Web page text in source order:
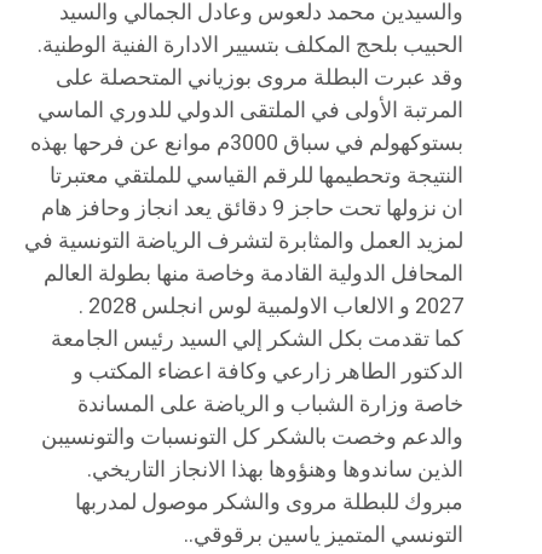
والسيدين محمد دلعوس وعادل الجمالي والسيد
الحبيب بلحج المكلف بتسيير الادارة الفنية الوطنية.
وقد عبرت البطلة مروى بوزياني المتحصلة على
المرتبة الأولى في الملتقى الدولي للدوري الماسي
بستوكهولم في سباق 3000م موانع عن فرحها بهذه
النتيجة وتحطيمها للرقم القياسي للملتقي معتبرتا
ان نزولها تحت حاجز 9 دقائق يعد انجاز وحافز هام
لمزيد العمل والمثابرة لتشرف الرياضة التونسية في
المحافل الدولية القادمة وخاصة منها بطولة العالم
2027 و الالعاب الاولمبية لوس انجلس 2028 .
كما تقدمت بكل الشكر إلي السيد رئيس الجامعة
الدكتور الطاهر زارعي وكافة اعضاء المكتب و
خاصة وزارة الشباب و الرياضة على المساندة
والدعم وخصت بالشكر كل التونسبات والتونسيبن
الذين ساندوها وهنؤوها بهذا الانجاز التاريخي.
مبروك للبطلة مروى والشكر موصول لمدربها
التونسي المتميز ياسين برقوقي..